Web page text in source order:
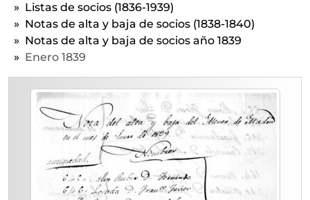
[Unidad documental simple] 03 - Listado de socios anteriores a 1 de abril de 1939
[Serie] CORRESP - Correspondencia de la Secretaría del Ateneo de Madrid
[Primera división de fondo] ADMINISTRACIÓN - Gestión administrativa del Ateneo de Madrid
[Subfondo] BIBLIOTECA - Biblioteca
[Subfondo] PUBLICACIONES - Documentación relativa a las publicaciones del Ateneo de Madrid
[Primera división de fondo] SECRETARÍA - Secretaría
[Segunda división de fondo] JUNTA GENERAL - Junta General de socios del Ateneo de Madrid
[Segunda división de fondo] JUNTA DE GOBIERNO - Documentación relativa a la Junta de Gobierno del Ateneo de Madrid
Listas de socios (1836-1939)
Notas de alta y baja de socios (1838-1840)
Notas de alta y baja de socios año 1839
Enero 1839